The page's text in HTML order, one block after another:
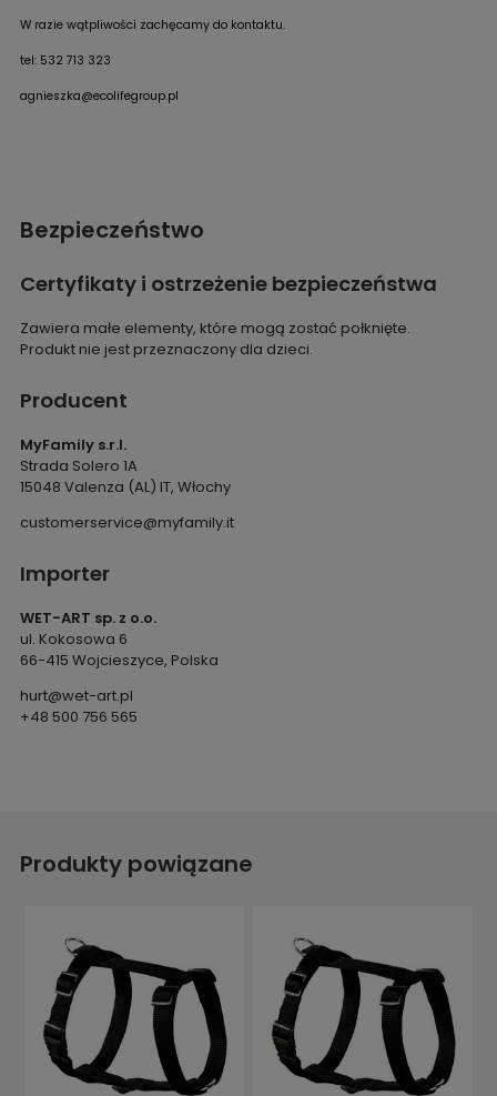
W razie wątpliwości zachęcamy do kontaktu.
tel: 532 713 323
agnieszka@ecolifegroup.pl
Bezpieczeństwo
Certyfikaty i ostrzeżenie bezpieczeństwa
Zawiera małe elementy, które mogą zostać połknięte.
Produkt nie jest przeznaczony dla dzieci.
Producent
MyFamily s.r.l.
Strada Solero 1A
15048 Valenza (AL) IT, Włochy
customerservice@myfamily.it
Importer
WET-ART sp. z o.o.
ul. Kokosowa 6
66-415 Wojcieszyce, Polska
hurt@wet-art.pl
+48 500 756 565
Produkty powiązane